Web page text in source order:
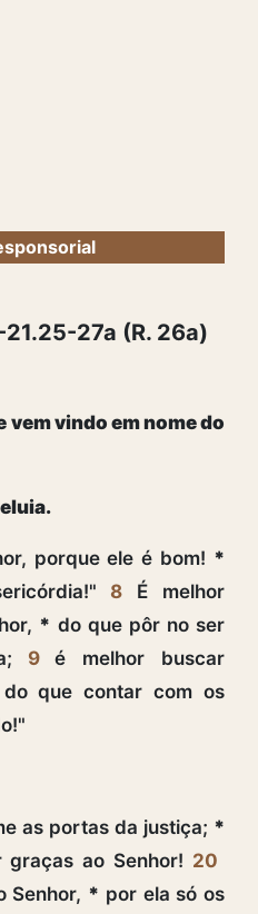
21.25-27a (R. 26a)
vem vindo em nome do
porque ele é bom! *
8
É melhor
* do que pôr no ser
9
é melhor buscar
do que contar com os
as portas da justiça; *
ao Senhor! 20
Senhor, * por ela só os